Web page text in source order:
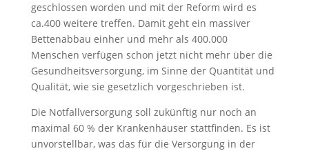
geschlossen worden und mit der Reform wird es
ca.400 weitere treffen. Damit geht ein massiver
Bettenabbau einher und mehr als 400.000
Menschen verfügen schon jetzt nicht mehr über die
Gesundheitsversorgung, im Sinne der Quantität und
Qualität, wie sie gesetzlich vorgeschrieben ist.
Die Notfallversorgung soll zukünftig nur noch an
maximal 60 % der Krankenhäuser stattfinden. Es ist
unvorstellbar, was das für die Versorgung in der